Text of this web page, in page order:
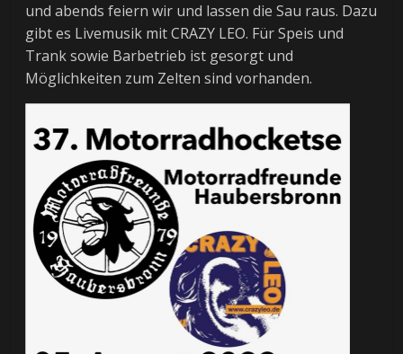
und abends feiern wir und lassen die Sau raus. Dazu
gibt es Livemusik mit CRAZY LEO. Für Speis und
Trank sowie Barbetrieb ist gesorgt und
Möglichkeiten zum Zelten sind vorhanden.